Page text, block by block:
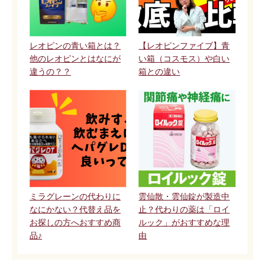
レオピンの青い箱とは？
他のレオピンとはなにが
違うの？？
【レオピンファイブ】青
い箱（コスモス）や白い
箱との違い
ミラグレーンの代わりに
なにかない？代替え品を
お探しの方へおすすめ商
品♪
雲仙散・雲仙錠が製造中
止？代わりの薬は「ロイ
ルック」がおすすめな理
由